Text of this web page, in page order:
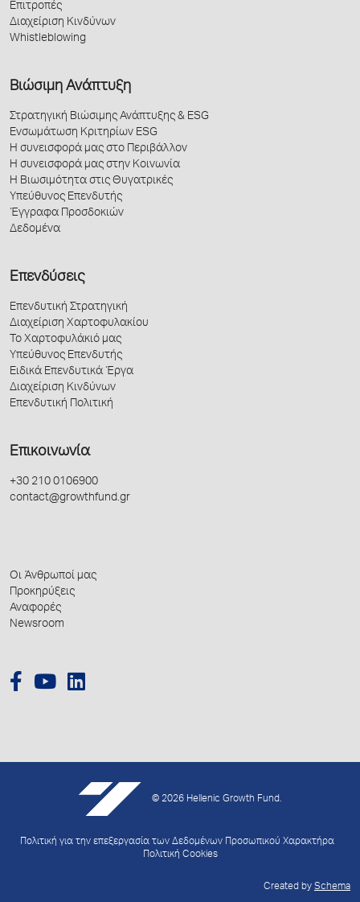
Επιτροπές
Διαχείριση Κινδύνων
Whistleblowing
Βιώσιμη Ανάπτυξη
Στρατηγική Βιώσιμης Ανάπτυξης & ESG
Ενσωμάτωση Κριτηρίων ESG
Η συνεισφορά μας στο Περιβάλλον
Η συνεισφορά μας στην Κοινωνία
Η Βιωσιμότητα στις Θυγατρικές
Υπεύθυνος Επενδυτής
Έγγραφα Προσδοκιών
Δεδομένα
Επενδύσεις
Επενδυτική Στρατηγική
Διαχείριση Χαρτοφυλακίου
Το Χαρτοφυλάκιό μας
Υπεύθυνος Επενδυτής
Ειδικά Επενδυτικά Έργα
Διαχείριση Κινδύνων
Επενδυτική Πολιτική
Επικοινωνία
+30 210 0106900
contact@growthfund.gr
Οι Άνθρωποί μας
Προκηρύξεις
Αναφορές
Newsroom
© 2026 Hellenic Growth Fund.
Πολιτική για την επεξεργασία των Δεδομένων Προσωπικού Χαρακτήρα
Πολιτική Cookies
Created by Schema